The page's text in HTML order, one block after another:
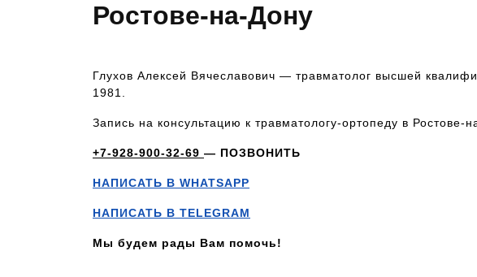
Ростове-на-Дону
Глухов Алексей Вячеславович — травматолог высшей
1981.
Запись на консультацию к травматологу-ортопеду в Ростове-
+7-928-900-32-69 — ПОЗВОНИТЬ
НАПИСАТЬ В WHATSAPP
НАПИСАТЬ В TELEGRAM
Мы будем рады Вам помочь!